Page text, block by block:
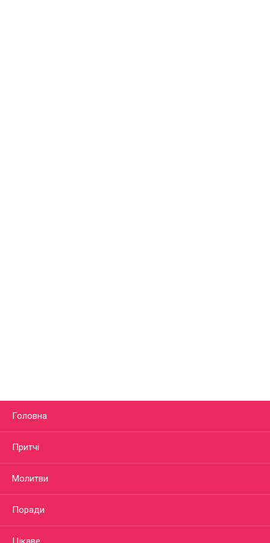
Головна
Притчі
Молитви
Поради